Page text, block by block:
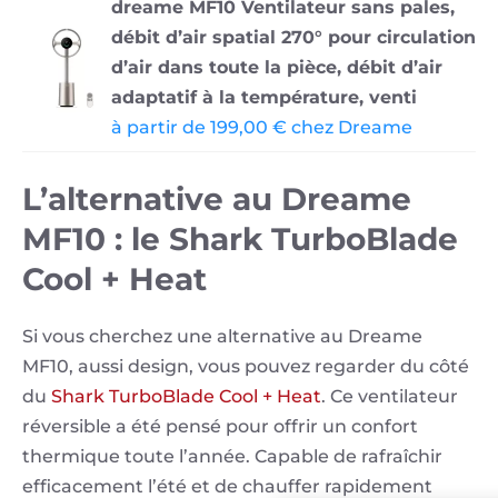
dreame MF10 Ventilateur sans pales,
débit d’air spatial 270° pour circulation
d’air dans toute la pièce, débit d’air
adaptatif à la température, venti
à partir de 199,00 € chez Dreame
L’alternative au Dreame
MF10 : le Shark TurboBlade
Cool + Heat
Si vous cherchez une alternative au Dreame
MF10, aussi design, vous pouvez regarder du côté
du Shark TurboBlade Cool + Heat. Ce ventilateur
réversible a été pensé pour offrir un confort
thermique toute l’année. Capable de rafraîchir
efficacement l’été et de chauffer rapidement